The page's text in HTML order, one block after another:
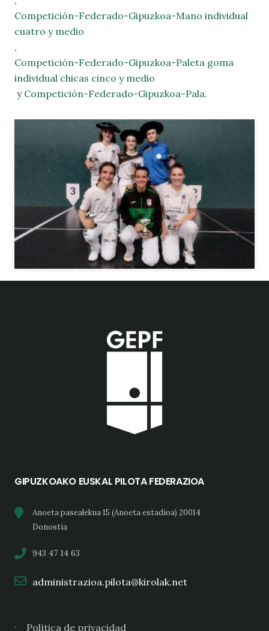
Competición-Federado-Gipuzkoa-Mano individual
cuatro y medio
,
Competición-Federado-Gipuzkoa-Paleta goma
individual chicas cinco y medio
y Competición-Federado-Gipuzkoa-Pala.
GIPUZKOAKO EUSKAL PILOTA FEDERAZIOA
Anoeta pasealekua 15 (Anoeta estadioa) 20014
Donostia
943 47 14 63
administrazioa.pilota@kirolak.net
Política de privacidad